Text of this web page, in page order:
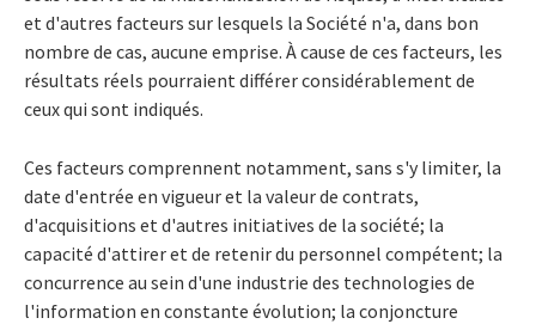
et d'autres facteurs sur lesquels la Société n'a, dans bon
nombre de cas, aucune emprise. À cause de ces facteurs, les
résultats réels pourraient différer considérablement de
ceux qui sont indiqués.
Ces facteurs comprennent notamment, sans s'y limiter, la
date d'entrée en vigueur et la valeur de contrats,
d'acquisitions et d'autres initiatives de la société; la
capacité d'attirer et de retenir du personnel compétent; la
concurrence au sein d'une industrie des technologies de
l'information en constante évolution; la conjoncture